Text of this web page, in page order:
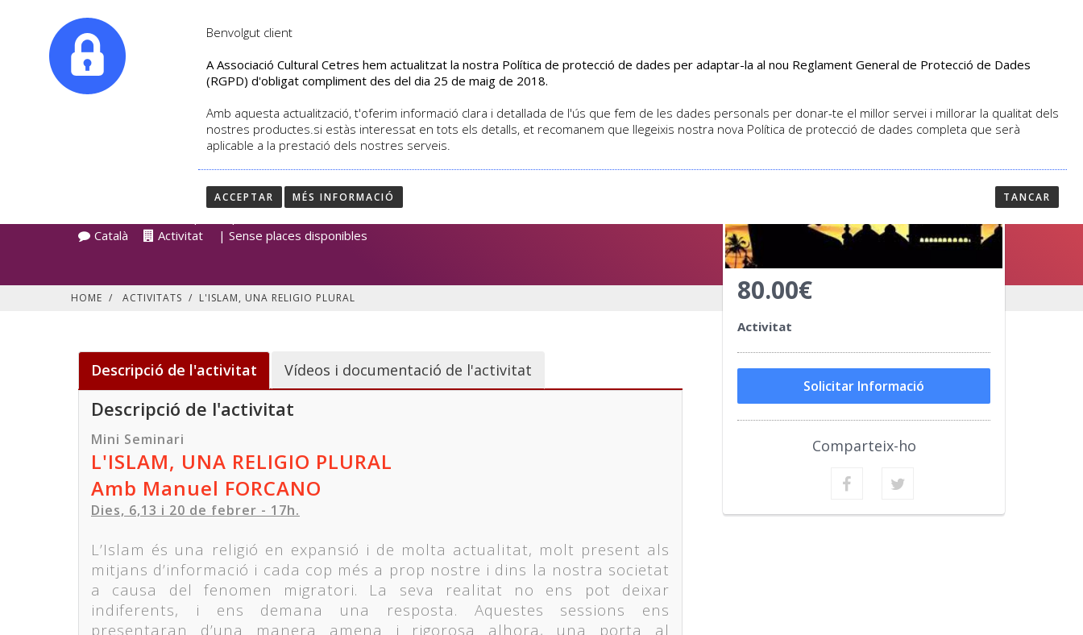
EL CENTRE CURSOS ACTIVITATS ASSOCIATS PROFESSORAT NOTICIES CONTACTAR
L'ISLAM, UNA RELIGIO PLURAL
Català
Activitat | Sense places disponibles
HOME / ACTIVITATS / L'ISLAM, UNA RELIGIO PLURAL
Descripció de l'activitat Vídeos i documentació de l'activitat
Descripció de l'activitat
Mini Seminari
L'ISLAM, UNA RELIGIO PLURAL
Amb Manuel FORCANO
Dies, 6,13 i 20 de febrer - 17h.
L’Islam és una religió en expansió i de molta actualitat, molt present als
mitjans d’informació i cada cop més a prop nostre i dins la nostra societat
a causa del fenomen migratori. La seva realitat no ens pot deixar
indiferents, i ens demana una resposta. Aquestes sessions ens
presentaran d’una manera amena i rigorosa alhora, una porta al
80.00€
Activitat
Solicitar Informació
Comparteix-ho
Benvolgut client
A Associació Cultural Cetres hem actualitzat la nostra Política de protecció de dades per adaptar-la al nou Reglament General de Protecció de Dades
(RGPD) d'obligat compliment des del dia 25 de maig de 2018.
Amb aquesta actualització, t'oferim informació clara i detallada de l'ús que fem de les dades personals per donar-te el millor servei i millorar la qualitat dels
nostres productes.si estàs interessat en tots els detalls, et recomanem que llegeixis nostra nova Política de protecció de dades completa que serà
aplicable a la prestació dels nostres serveis.
ACCEPTAR MÉS INFORMACIÓ TANCAR